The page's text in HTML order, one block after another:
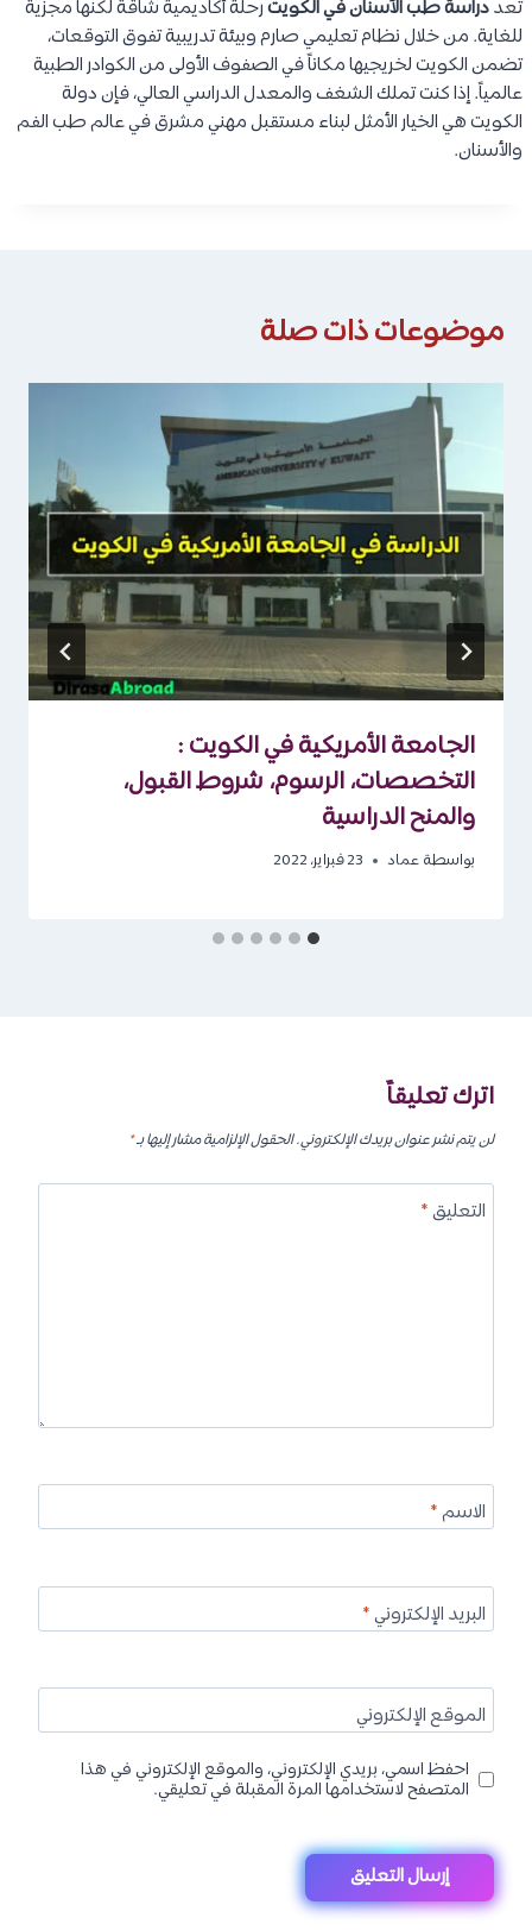
تعددراسة طب الأسنان في الكويترحلة أكاديمية شاقة لكنها مجزية
للغاية. من خلال نظام تعليمي صارم وبيئة تدريبية تفوق التوقعات،
تضمن الكويت لخريجيها مكاناً في الصفوف الأولى من الكوادر الطبية
عالمياً. إذا كنت تملك الشغف والمعدل الدراسي العالي، فإن دولة
الكويت هي الخيار الأمثل لبناء مستقبل مهني مشرق في عالم طب الفم
والأسنان.
موضوعات ذات صلة
الجامعة الأمريكية في الكويت :
التخصصات، الرسوم، شروط القبول،
والمنح الدراسية
بواسطة عماد 23 فبراير، 2022
اترك تعليقاً
لن يتم نشر عنوان بريدك الإلكتروني.الحقول الإلزامية مشار إليها بـ*
التعليق*
الاسم*
البريد الإلكتروني*
الموقع الإلكتروني
احفظ اسمي، بريدي الإلكتروني، والموقع الإلكتروني في هذا
المتصفح لاستخدامها المرة المقبلة في تعليقي.